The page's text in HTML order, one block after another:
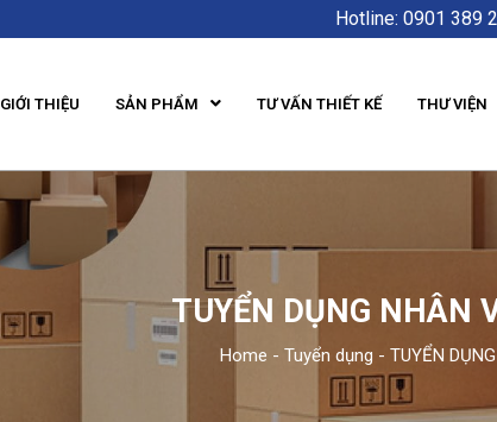
Hotline: 0901 389
GIỚI THIỆU SẢN PHẨM TƯ VẤN THIẾT KẾ THƯ VIỆN
TUYỂN DỤNG NHÂN
Home - Tuyển dụng - TUYỂN